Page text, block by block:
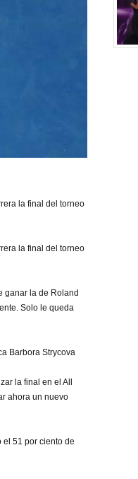
la final del torneo
la final del torneo
ganar la de Roland
Solo le queda
Barbora Strycova
la final en el All
ahora un nuevo
el 51 por ciento de